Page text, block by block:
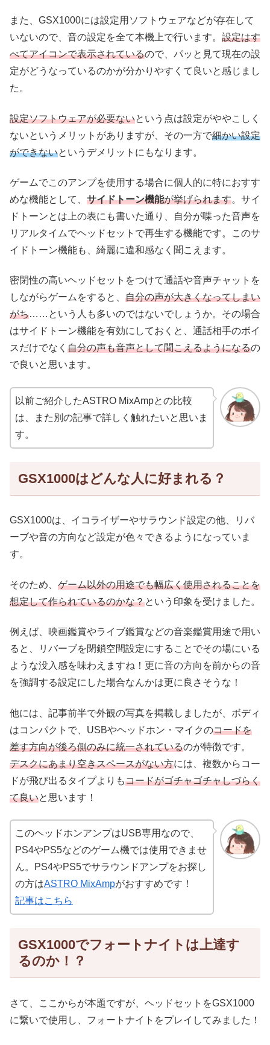
また、GSX1000には設定用ソフトウェアなどが存在して
いないので、音の設定を全て本機上で行います。 設定はす
べてアイコンで表示されているので、パッと見て現在の設
定がどうなっているのかが分かりやすくて良いと感じまし
た。
設定ソフトウェアが必要ないという点は設定がややこしく
ないというメリットがありますが、その一方で細かい設定
ができないというデメリットにもなります。
ゲームでこのアンプを使用する場合に個人的に特におすす
めな機能として、 サイドトーン機能が挙げられます。サイ
ドトーンとは上の表にも書いた通り、自分が喋った音声を
リアルタイムでヘッドセットで再生する機能です。このサ
イドトーン機能も、綺麗に違和感なく聞こえます。
密閉性の高いヘッドセットをつけて通話や音声チャットを
しながらゲームをすると、 自分の声が大きくなってしまい
がち……という人も多いのではないでしょうか。その場合
はサイドトーン機能を有効にしておくと、通話相手のボイ
スだけでなく 自分の声も音声として聞こえるようになるの
で良いと思います。
以前ご紹介したASTRO MixAmpとの比較
は、また別の記事で詳しく触れたいと思いま
す。
GSX1000はどんな人に好まれる？
GSX1000は、イコライザーやサラウンド設定の他、リバ
ーブや音の方向など設定が色々できるようになっていま
す。
そのため、 ゲーム以外の用途でも幅広く使用されることを
想定して作られているのかな？という印象を受けました。
例えば、映画鑑賞やライブ鑑賞などの音楽鑑賞用途で用い
ると、リバーブを閉鎖空間設定にすることでその場にいる
ような没入感を味わえますね！更に音の方向を前からの音
を強調する設定にした場合なんかは更に良さそうな！
他には、記事前半で外観の写真を掲載しましたが、ボディ
はコンパクトで、USBやヘッドホン・マイクのコードを
差す方向が後ろ側のみに統一されているのが特徴です。
デスクにあまり空きスペースがない方には、複数からコー
ドが飛び出るタイプよりもコードがゴチャゴチャしづらく
て良いと思います！
このヘッドホンアンプはUSB専用なので、
PS4やPS5などのゲーム機では使用できませ
ん。PS4やPS5でサラウンドアンプをお探し
の方はASTRO MixAmpがおすすめです！
記事はこちら
GSX1000でフォートナイトは上達す
るのか！？
さて、ここからが本題ですが、ヘッドセットをGSX1000
に繋いで使用し、フォートナイトをプレイしてみました！